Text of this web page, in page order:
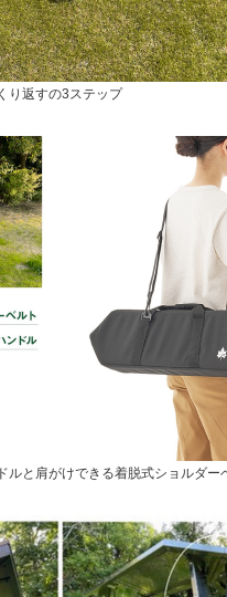
返すの3ステップ
ルと肩がけできる着脱式ショルダー